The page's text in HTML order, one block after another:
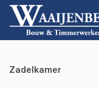
Zadelkamer